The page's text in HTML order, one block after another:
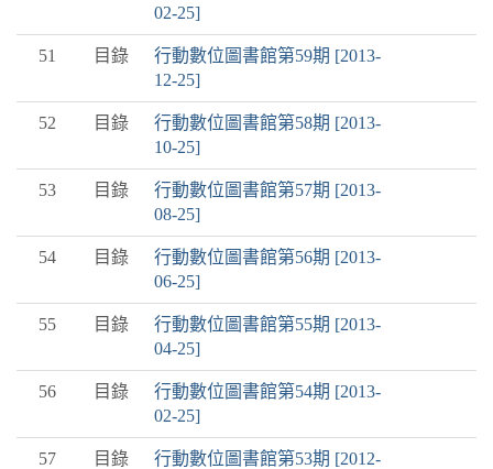
02-25]
51 目錄
行動數位圖書館第59期 [2013-
12-25]
52 目錄
行動數位圖書館第58期 [2013-
10-25]
53 目錄
行動數位圖書館第57期 [2013-
08-25]
54 目錄
行動數位圖書館第56期 [2013-
06-25]
55 目錄
行動數位圖書館第55期 [2013-
04-25]
56 目錄
行動數位圖書館第54期 [2013-
02-25]
57 目錄
行動數位圖書館第53期 [2012-